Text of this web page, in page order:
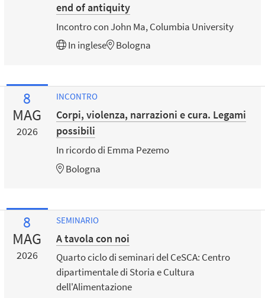
end of antiquity
Incontro con John Ma, Columbia University
In inglese Bologna
8
MAG
2026
INCONTRO
Corpi, violenza, narrazioni e cura. Legami
possibili
In ricordo di Emma Pezemo
Bologna
8
MAG
2026
SEMINARIO
A tavola con noi
Quarto ciclo di seminari del CeSCA: Centro
dipartimentale di Storia e Cultura
dell'Alimentazione